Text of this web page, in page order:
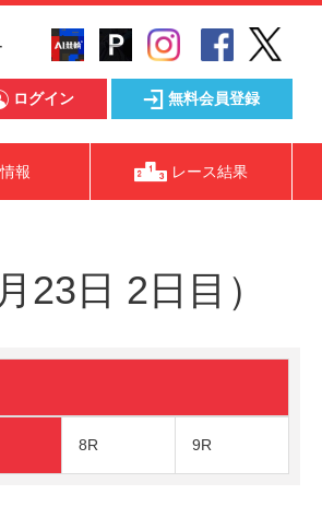
ログイン 無料会員登録
報 レース結果
23日 2日目）
8R 9R